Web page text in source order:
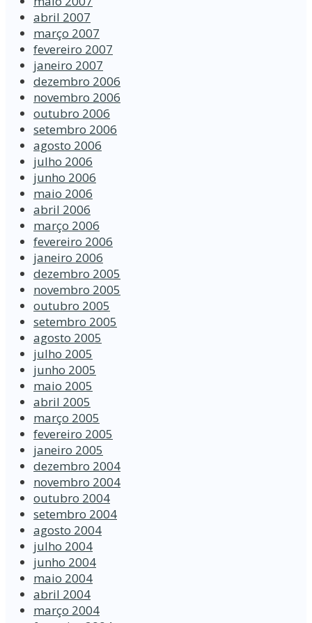
abril 2007
março 2007
fevereiro 2007
janeiro 2007
dezembro 2006
novembro 2006
outubro 2006
setembro 2006
agosto 2006
julho 2006
junho 2006
maio 2006
abril 2006
março 2006
fevereiro 2006
janeiro 2006
dezembro 2005
novembro 2005
outubro 2005
setembro 2005
agosto 2005
julho 2005
junho 2005
maio 2005
abril 2005
março 2005
fevereiro 2005
janeiro 2005
dezembro 2004
novembro 2004
outubro 2004
setembro 2004
agosto 2004
julho 2004
junho 2004
maio 2004
abril 2004
março 2004